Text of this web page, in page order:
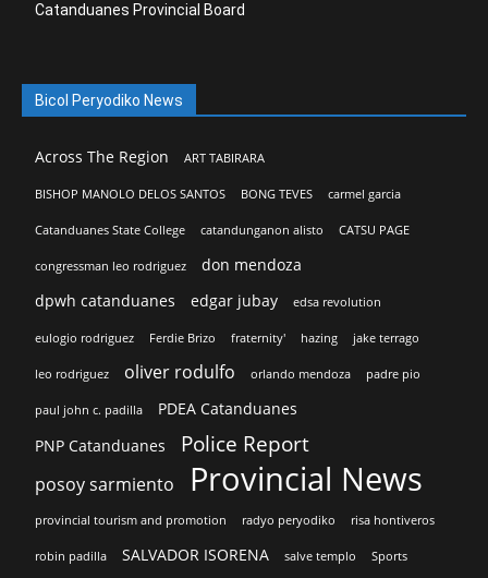
Catanduanes Provincial Board
Bicol Peryodiko News
Across The Region ART TABIRARA
BISHOP MANOLO DELOS SANTOS BONG TEVES carmel garcia
Catanduanes State College catandunganon alisto CATSU PAGE
congressman leo rodriguez
don mendoza
dpwh catanduanes
edgar jubay edsa revolution
eulogio rodriguez Ferdie Brizo fraternity' hazing jake terrago
leo rodriguez oliver rodulfo orlando mendoza padre pio
paul john c. padilla
PDEA Catanduanes
PNP Catanduanes
Police Report
posoy sarmiento Provincial News
provincial tourism and promotion radyo peryodiko risa hontiveros
robin padilla SALVADOR ISORENA salve templo Sports